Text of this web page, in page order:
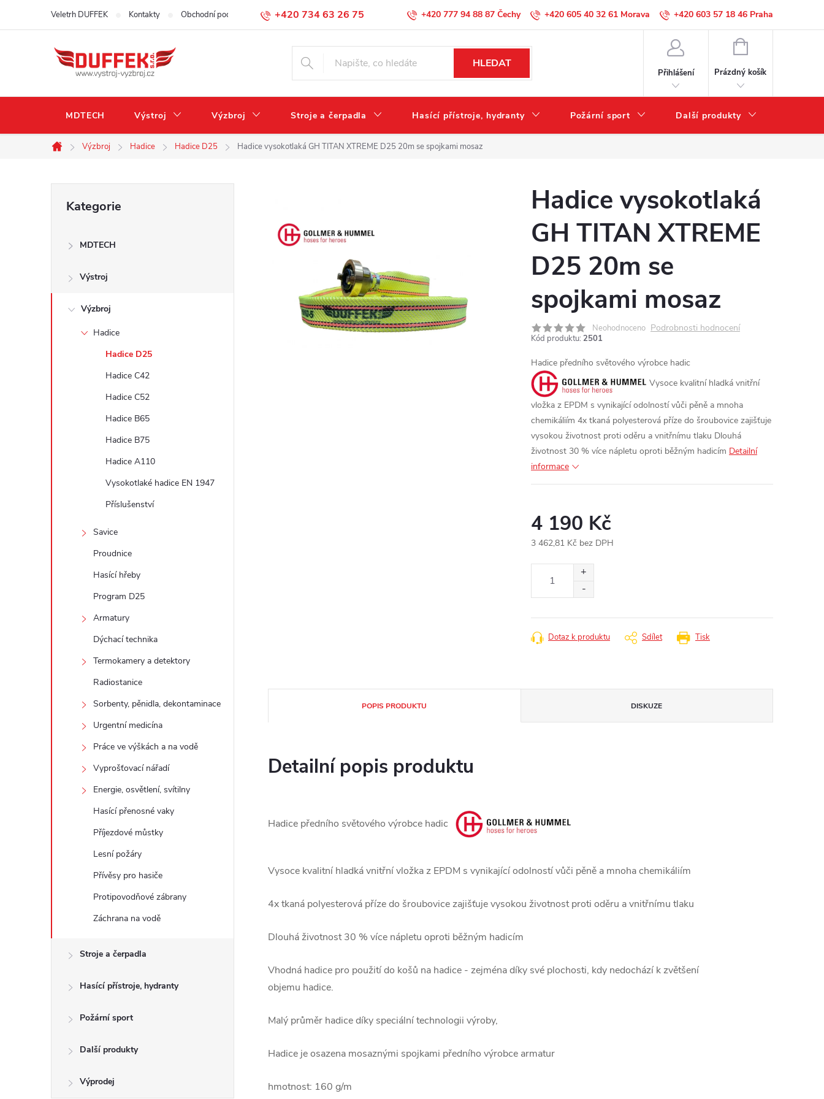
+420 734 63 26 75
Veletrh DUFFEK Kontakty Obchodní podmínky Podmínky ochrany osobních údajů +420 777 94 88 87 +420 605 40 32 61 +420 603 57 18 46
HLEDAT
Přihlášení
NÁKUPNÍ
Prázdný košík
MDTECH Výstroj Výzbroj Stroje a čerpadla Hasící přístroje, hydranty Požární sport Další produkty
Domů
Výzbroj Hadice Hadice D25 Hadice vysokotlaká GH TITAN XTREME D25 20m se spojkami mosaz
t
kategorie
Kategorie
MDTECH
Výstroj
Výzbroj
Hadice
Hadice D25
Hadice C42
Hadice C52
Hadice B65
Hadice B75
Hadice A110
Vysokotlaké hadice EN 1947
Příslušenství
Savice
Proudnice
Hasící hřeby
Program D25
Armatury
Dýchací technika
Termokamery a detektory
Radiostanice
Sorbenty, pěnidla, dekontaminace
Urgentní medicína
Práce ve výškách a na vodě
Vyprošťovací nářadí
Energie, osvětlení, svítilny
Hasící přenosné vaky
Příjezdové můstky
Lesní požáry
Přívěsy pro hasiče
Protipovodňové zábrany
Záchrana na vodě
Stroje a čerpadla
Hasící přístroje, hydranty
Požární sport
Další produkty
Výprodej
Hadice vysokotlaká
GH TITAN XTREME
D25 20m se
spojkami mosaz
Neohodnoceno Podrobnosti hodnocení
Kód produktu: 2501
Hadice předního světového výrobce hadic
Vysoce kvalitní hladká vnitřní
vložka z EPDM s vynikající odolností vůči pěně a mnoha
chemikáliím 4x tkaná polyesterová příze do šroubovice zajišťuje
vysokou životnost proti oděru a vnitřnímu tlaku Dlouhá
životnost 30 % více nápletu oproti běžným hadicím Detailní
informace
4 190 Kč
3 462,81 Kč bez DPH
Tisk
Dotaz k produktu Sdílet
POPIS PRODUKTU DISKUZE
Detailní popis produktu
Hadice předního světového výrobce hadic
Vysoce kvalitní hladká vnitřní vložka z EPDM s vynikající odolností vůči pěně a mnoha chemikáliím
4x tkaná polyesterová příze do šroubovice zajišťuje vysokou životnost proti oděru a vnitřnímu tlaku
Dlouhá životnost 30 % více nápletu oproti běžným hadicím
Vhodná hadice pro použití do košů na hadice - zejména díky své plochosti, kdy nedochází k zvětšení
objemu hadice.
Malý průměr hadice díky speciální technologii výroby,
Hadice je osazena mosaznými spojkami předního výrobce armatur
hmotnost: 160 g/m